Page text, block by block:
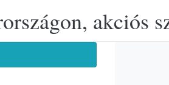
akciós